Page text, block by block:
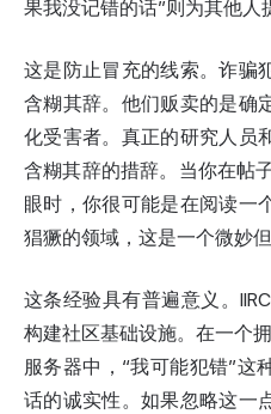
果我没记错的话”则为其他人
这是防止冒充的线索。诈骗
含糊其辞。他们贩卖的是确
化受害者。真正的研究人员
含糊其辞的措辞。当你在帖
眼时，你很可能是在阅读
猖獗的领域，这是一个微妙但
这条经验具有普遍意义。
构建社区基础设施。在一个
服务器中，“我可能犯错”这
话的诚实性。如果忽略这一